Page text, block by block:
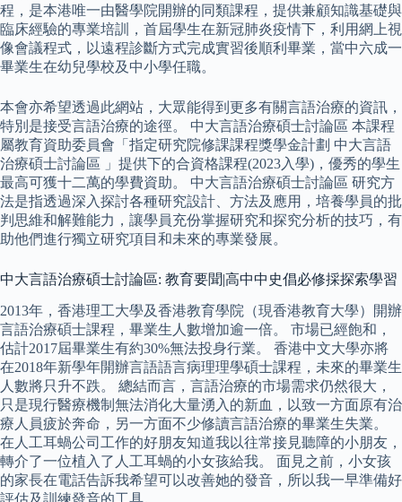
程，是本港唯一由醫學院開辦的同類課程，提供兼顧知識基礎與
臨床經驗的專業培訓，首屆學生在新冠肺炎疫情下，利用網上視
像會議程式，以遠程診斷方式完成實習後順利畢業，當中六成一
畢業生在幼兒學校及中小學任職。
本會亦希望透過此網站，大眾能得到更多有關言語治療的資訊，
特別是接受言語治療的途徑。 中大言語治療碩士討論區 本課程
屬教育資助委員會「指定研究院修課課程獎學金計劃 中大言語
治療碩士討論區 」提供下的合資格課程(2023入學)，優秀的學生
最高可獲十二萬的學費資助。 中大言語治療碩士討論區 研究方
法是指透過深入探討各種研究設計、方法及應用，培養學員的批
判思維和解難能力，讓學員充份掌握研究和探究分析的技巧，有
助他們進行獨立研究項目和未來的專業發展。
中大言語治療碩士討論區: 教育要聞|高中中史倡必修採探索學習
2013年，香港理工大學及香港教育學院（現香港教育大學）開辦
言語治療碩士課程，畢業生人數增加逾一倍。 市場已經飽和，
估計2017屆畢業生有約30%無法投身行業。 香港中文大學亦將
在2018年新學年開辦言語語言病理理學碩士課程，未來的畢業生
人數將只升不跌。 總結而言，言語治療的市場需求仍然很大，
只是現行醫療機制無法消化大量湧入的新血，以致一方面原有治
療人員疲於奔命，另一方面不少修讀言語治療的畢業生失業。
在人工耳蝸公司工作的好朋友知道我以往常接見聽障的小朋友，
轉介了一位植入了人工耳蝸的小女孩給我。 面見之前，小女孩
的家長在電話告訴我希望可以改善她的發音，所以我一早準備好